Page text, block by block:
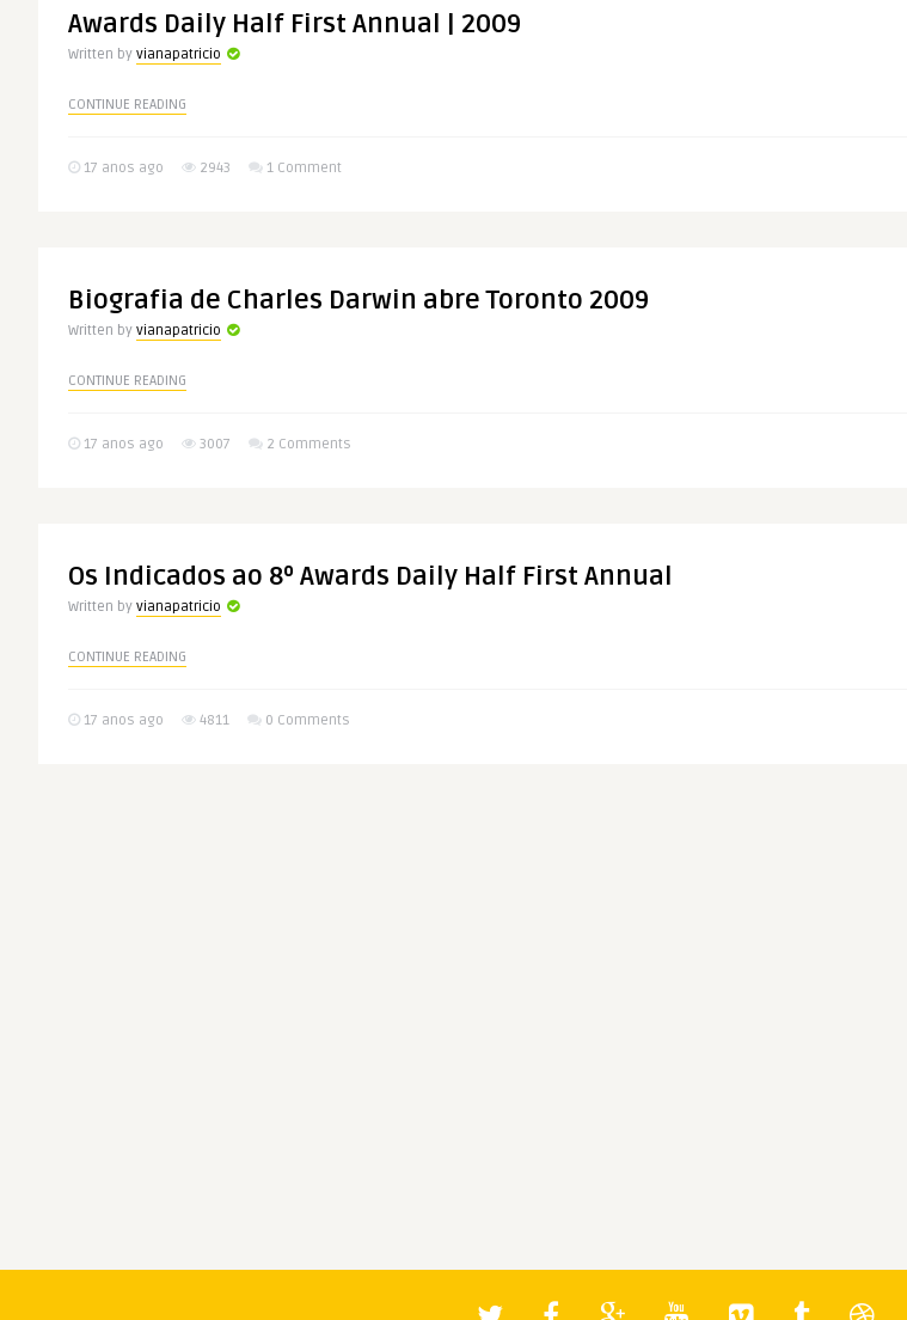
Awards Daily Half First Annual | 2009
Written by vianapatricio
CONTINUE READING
17 anos ago 2943 1 Comment
Biografia de Charles Darwin abre Toronto 2009
Written by vianapatricio
CONTINUE READING
17 anos ago 3007 2 Comments
Os Indicados ao 8º Awards Daily Half First Annual
Written by vianapatricio
CONTINUE READING
17 anos ago 4811 0 Comments